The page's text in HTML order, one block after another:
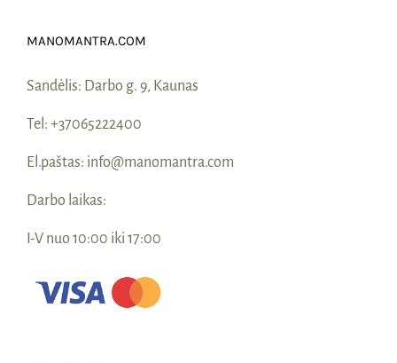
MANOMANTRA.COM
Sandėlis: Darbo g. 9, Kaunas
Tel: +37065222400
El.paštas: info@manomantra.com
Darbo laikas:
I-V nuo 10:00 iki 17:00